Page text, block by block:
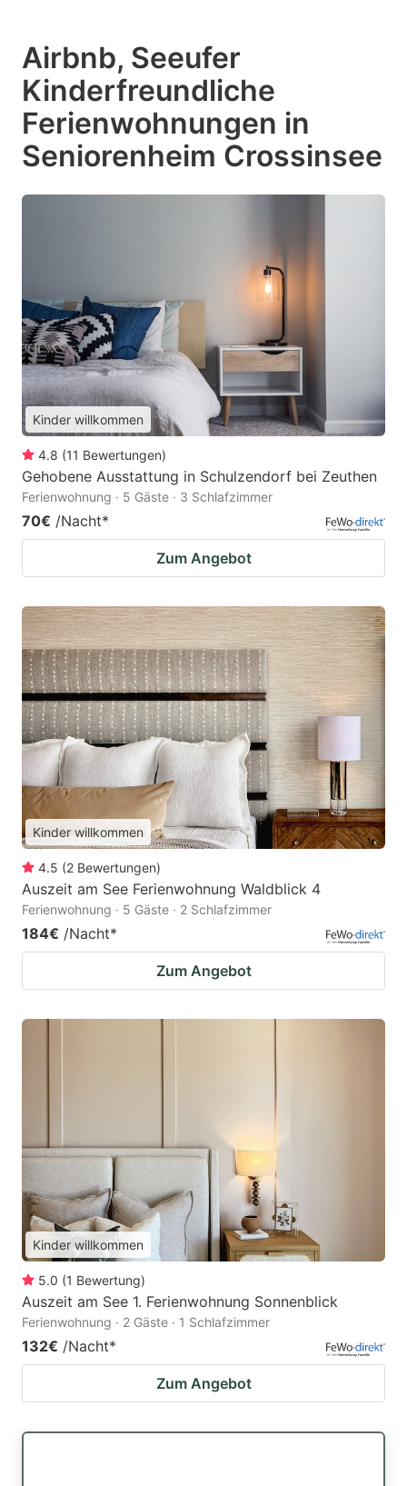
Airbnb, Seeufer
Kinderfreundliche
Ferienwohnungen in
Seniorenheim Crossinsee
Kinder willkommen
4.8 (11 Bewertungen)
Gehobene Ausstattung in Schulzendorf bei Zeuthen
Ferienwohnung · 5 Gäste · 3 Schlafzimmer
70€ /Nacht*
Zum Angebot
Kinder willkommen
4.5 (2 Bewertungen)
Auszeit am See Ferienwohnung Waldblick 4
Ferienwohnung · 5 Gäste · 2 Schlafzimmer
184€ /Nacht*
Zum Angebot
Kinder willkommen
5.0 (1 Bewertung)
Auszeit am See 1. Ferienwohnung Sonnenblick
Ferienwohnung · 2 Gäste · 1 Schlafzimmer
132€ /Nacht*
Zum Angebot